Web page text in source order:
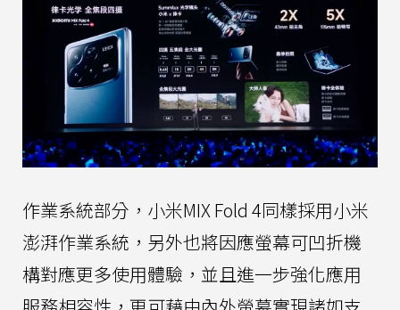
作業系統部分，小米MIX Fold 4同樣採用小米
澎湃作業系統，另外也將因應螢幕可凹折機
構對應更多使用體驗，並且進一步強化應用